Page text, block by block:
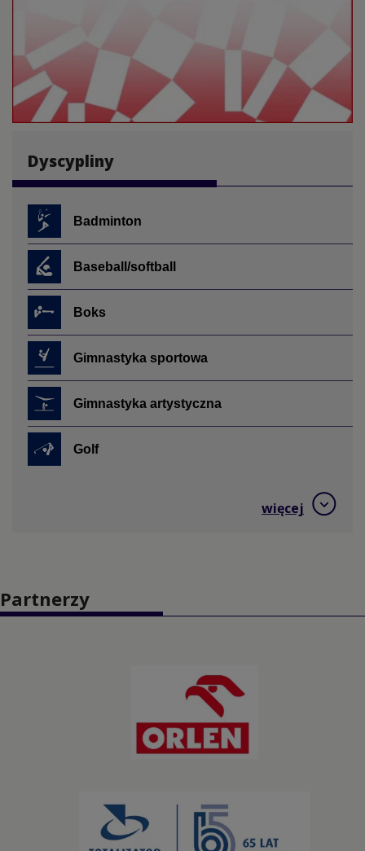
Dyscypliny
Badminton
Baseball/softball
Boks
Gimnastyka sportowa
Gimnastyka artystyczna
Golf
Kajakarstwo górskie
Kolarstwo górskie
więcej
Partnerzy